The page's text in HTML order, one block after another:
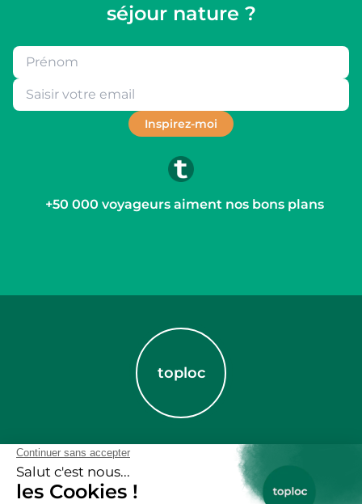
séjour nature ?
Inspirez-moi
+50 000 voyageurs aiment nos bons plans
toploc
Des lieux et des liens